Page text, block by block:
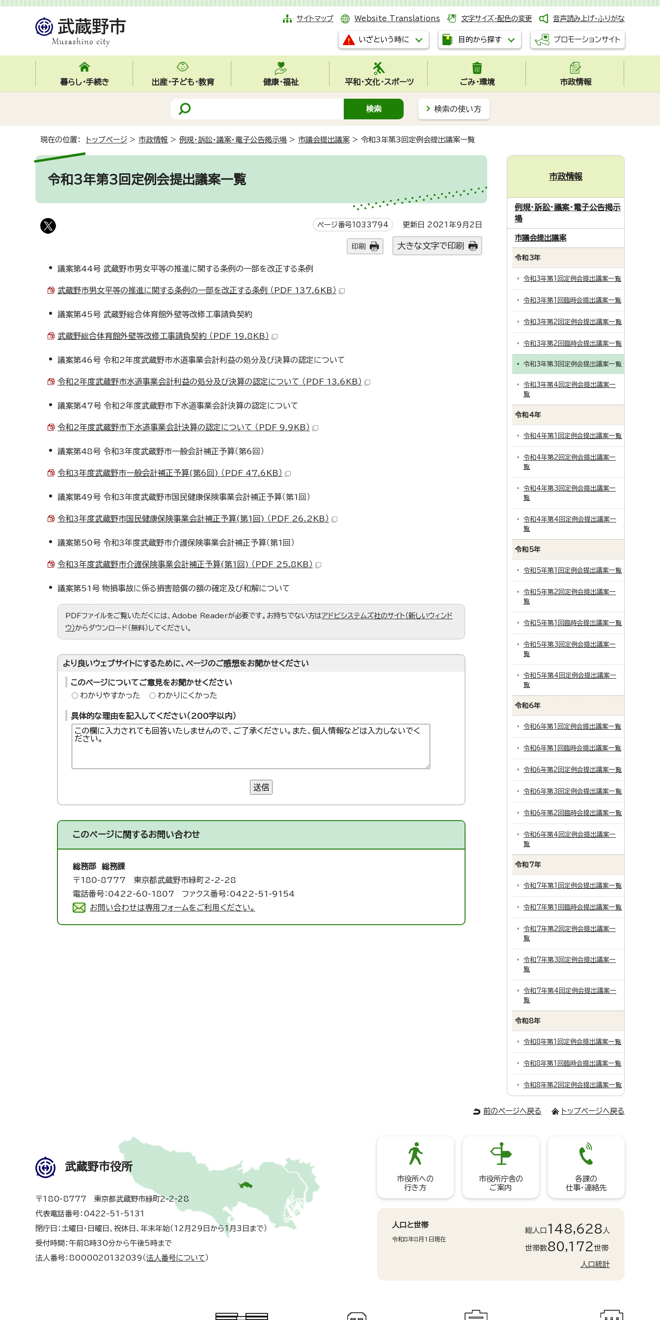
サイトマップ Website Translations 文字サイズ・配色の変更 音声読み上げ・ふりがな
いざという時に 目的から探す プロモーションサイト
暮らし・手続き 出産・子ども・教育 健康・福祉 平和・文化・スポーツ ごみ・環境 市政情報
検索の使い方
現在の位置： トップページ > 市政情報 > 例規・訴訟・議案・電子公告掲示場 > 市議会提出議案 > 令和3年第3回定例会提出議案一覧
令和3年第3回定例会提出議案一覧
ページ番号1033794 更新日 2021年9月2日
印刷 大きな文字で印刷
議案第44号 武蔵野市男女平等の推進に関する条例の一部を改正する条例
武蔵野市男女平等の推進に関する条例の一部を改正する条例 （PDF 137.6KB）
議案第45号 武蔵野総合体育館外壁等改修工事請負契約
武蔵野総合体育館外壁等改修工事請負契約 （PDF 19.8KB）
議案第46号 令和2年度武蔵野市水道事業会計利益の処分及び決算の認定について
令和2年度武蔵野市水道事業会計利益の処分及び決算の認定について （PDF 13.6KB）
議案第47号 令和2年度武蔵野市下水道事業会計決算の認定について
令和2年度武蔵野市下水道事業会計決算の認定について （PDF 9.9KB）
議案第48号 令和3年度武蔵野市一般会計補正予算（第6回）
令和3年度武蔵野市一般会計補正予算(第6回) （PDF 47.6KB）
議案第49号 令和3年度武蔵野市国民健康保険事業会計補正予算（第1回）
令和3年度武蔵野市国民健康保険事業会計補正予算(第1回) （PDF 26.2KB）
議案第50号 令和3年度武蔵野市介護保険事業会計補正予算（第1回）
令和3年度武蔵野市介護保険事業会計補正予算(第1回) （PDF 25.8KB）
議案第51号 物損事故に係る損害賠償の額の確定及び和解について
PDFファイルをご覧いただくには、Adobe Readerが必要です。お持ちでない方はアドビシステムズ社のサイト（新しいウィンド
ウ）からダウンロード（無料）してください。
より良いウェブサイトにするために、ページのご感想をお聞かせください
このページについてご意見をお聞かせください
わかりやすかった
わかりにくかった
具体的な理由を記入してください（200字以内）
送信
このページに関するお問い合わせ
総務部 総務課
〒180-8777 東京都武蔵野市緑町2-2-28
電話番号：0422-60-1807 ファクス番号：0422-51-9154
お問い合わせは専用フォームをご利用ください。
市政情報
例規・訴訟・議案・電子公告掲示
場
市議会提出議案
令和3年
令和3年第1回定例会提出議案一覧
令和3年第1回臨時会提出議案一覧
令和3年第2回定例会提出議案一覧
令和3年第2回臨時会提出議案一覧
令和3年第3回定例会提出議案一覧
令和3年第4回定例会提出議案一
覧
令和4年
令和4年第1回定例会提出議案一覧
令和4年第2回定例会提出議案一
覧
令和4年第3回定例会提出議案一
覧
令和4年第4回定例会提出議案一
覧
令和5年
令和5年第1回定例会提出議案一覧
令和5年第2回定例会提出議案一
覧
令和5年第1回臨時会提出議案一覧
令和5年第3回定例会提出議案一
覧
令和5年第4回定例会提出議案一
覧
令和6年
令和6年第1回定例会提出議案一覧
令和6年第1回臨時会提出議案一覧
令和6年第2回定例会提出議案一覧
令和6年第3回定例会提出議案一覧
令和6年第2回臨時会提出議案一覧
令和6年第4回定例会提出議案一
覧
令和7年
令和7年第1回定例会提出議案一覧
令和7年第1回臨時会提出議案一覧
令和7年第2回定例会提出議案一
覧
令和7年第3回定例会提出議案一
覧
令和7年第4回定例会提出議案一
覧
令和8年
令和8年第1回定例会提出議案一覧
令和8年第1回臨時会提出議案一覧
令和8年第2回定例会提出議案一覧
前のページへ戻る トップページへ戻る
武蔵野市役所
〒180-8777 東京都武蔵野市緑町2-2-28
代表電話番号：0422-51-5131
閉庁日：土曜日・日曜日、祝休日、年末年始（12月29日から1月3日まで）
受付時間：午前8時30分から午後5時まで
法人番号：8000020132039（ 法人番号について ）
市役所への
行き方
市役所庁舎の
ご案内
各課の
仕事・連絡先
人口と世帯
令和8年8月1日現在
総人口 148,628 人
世帯数80,172世帯
人口統計